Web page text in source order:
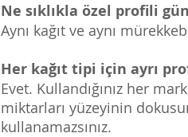
Ne sıklıkla özel profili
Aynı kağıt ve aynı
Her kağıt tipi için ayrı
Evet. Kullandığınız her
miktarları yüzeyinin
kullanamazsınız.